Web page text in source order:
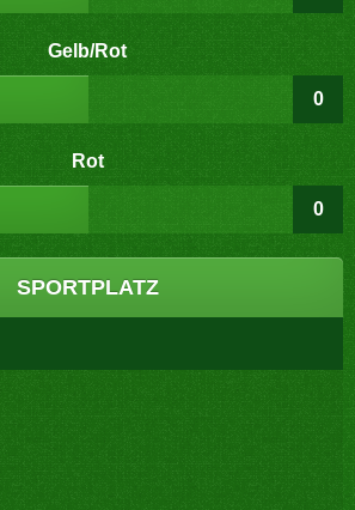
Gelb/Rot
0
Rot
0
SPORTPLATZ